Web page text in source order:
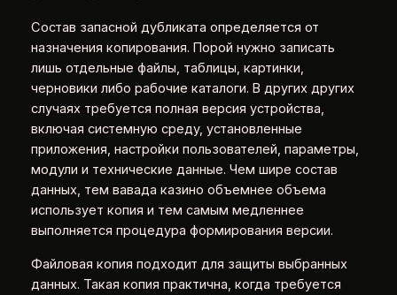
Состав запасной дубликата определяется от
назначения копирования. Порой нужно записать
лишь отдельные файлы, таблицы, картинки,
черновики либо рабочие каталоги. В других других
случаях требуется полная версия устройства,
включая системную среду, установленные
приложения, настройки пользователей, параметры,
модули и технические данные. Чем шире состав
данных, тем вавада казино объемнее объема
использует копия и тем самым медленнее
выполняется процедура формирования версии.
Файловая копия подходит для защиты выбранных
данных. Такая копия практична, когда требуется